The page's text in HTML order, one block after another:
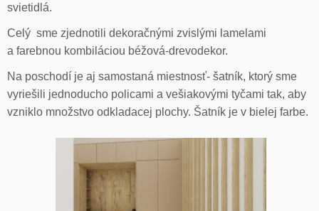
svietidlá.
Celý sme zjednotili dekoračnými zvislými lamelami
a farebnou kombiláciou béžová-drevodekor.
Na poschodí je aj samostaná miestnosť- šatník, ktorý sme
vyriešili jednoducho policami a vešiakovými tyčami tak, aby
vzniklo množstvo odkladacej plochy. Šatník je v bielej farbe.